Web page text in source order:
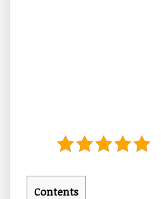
Contents